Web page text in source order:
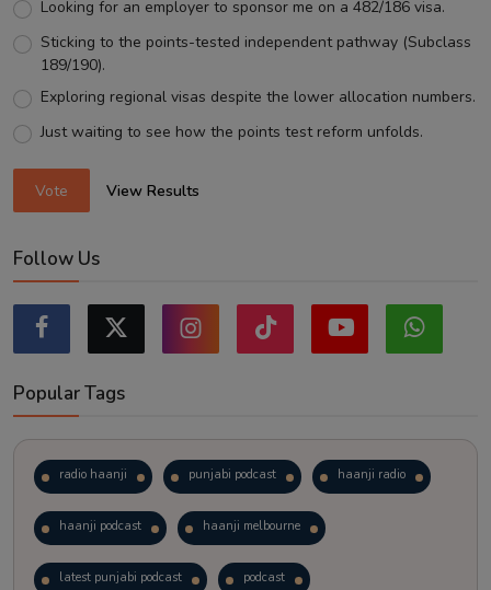
Looking for an employer to sponsor me on a 482/186 visa.
Sticking to the points-tested independent pathway (Subclass
189/190).
Exploring regional visas despite the lower allocation numbers.
Just waiting to see how the points test reform unfolds.
Vote View Results
Follow Us
Popular Tags
radio haanji punjabi podcast haanji radio
haanji podcast haanji melbourne
latest punjabi podcast podcast